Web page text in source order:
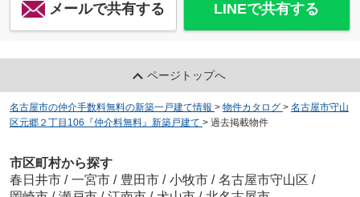
メールで共有する LINEで共有する
ページトップへ
名古屋市の仲介手数料無料の新築一戸建て情報 > 物件カタログ > 名古屋市守山
区元郷２丁目106『仲介料無料』新築戸建て > 過去掲載物件
市区町村から探す
春日井市 / 一宮市 / 豊田市 / 小牧市 / 名古屋市守山区 /